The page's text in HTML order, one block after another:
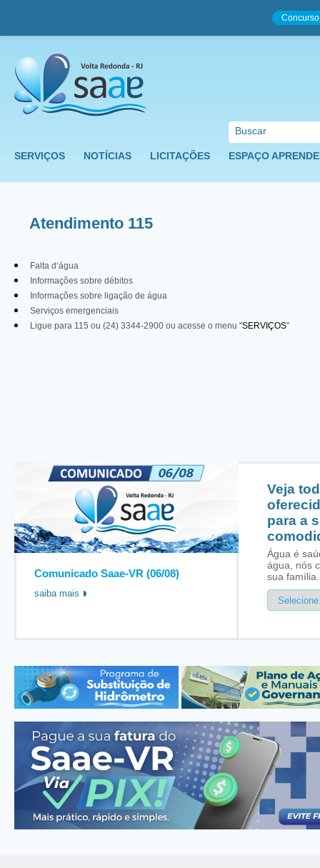
SERVIÇOS NOTÍCIAS LICITAÇÕES ESPAÇO
Atendimento 115
Falta d‘água
Informações sobre débitos
Informações sobre ligação de água
Serviços emergenciais
Ligue para 115 ou (24) 3344-2900 ou acesse o menu "SERVIÇOS"
Comunicado Saae-VR (06/08)
saiba mais
Veja
para a
Água é
água, nós
sua família.